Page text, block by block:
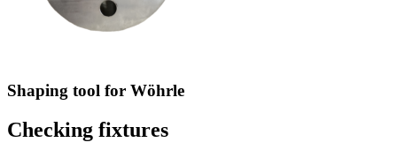
Shaping tool for Wöhrle
Checking fixtures